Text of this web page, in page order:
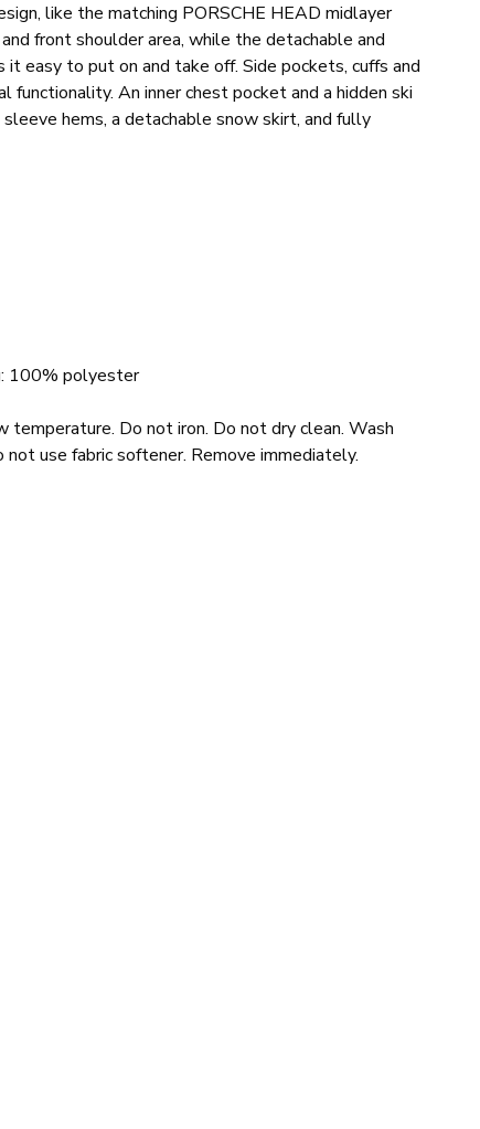
like the matching PORSCHE HEAD midlayer
front shoulder area, while the detachable and
easy to put on and take off. Side pockets, cuffs and
An inner chest pocket and a hidden ski
hems, a detachable snow skirt, and fully
100% polyester
Do not iron. Do not dry clean. Wash
use fabric softener. Remove immediately.